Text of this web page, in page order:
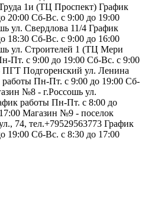
1и (ТЦ Проспект) График
20:00 Сб-Вс. с 9:00 до 19:00
ул. Свердлова 11/4 График
18:30 Сб-Вс. с 9:00 до 16:00
ул. Строителей 1 (ТЦ Мери
Пт. с 9:00 до 19:00 Сб-Вс. с 9:00
Подгоренский ул. Ленина
Пн-Пт. с 9:00 до 19:00 Сб-
№8 - г.Россошь ул.
работы Пн-Пт. с 8:00 до
Магазин №9 - поселок
74, тел.+79529563773 График
19:00 Сб-Вс. с 8:30 до 17:00